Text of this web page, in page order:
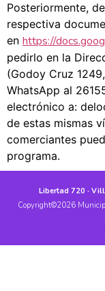
Posteriormente,
respectiva
en https://
pedirlo en la
(Godoy Cruz
WhatsApp al
electrónico a:
de estas mismas
comerciantes
programa.
Libertad 720 ·
Copyright©2026